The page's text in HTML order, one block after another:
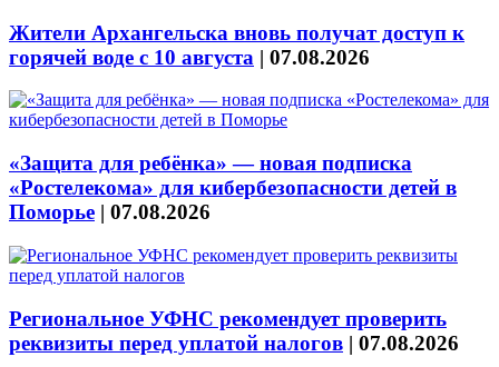
Жители Архангельска вновь получат доступ к
горячей воде с 10 августа | 07.08.2026
«Защита для ребёнка» — новая подписка
«Ростелекома» для кибербезопасности детей в
Поморье | 07.08.2026
Региональное УФНС рекомендует проверить
реквизиты перед уплатой налогов | 07.08.2026